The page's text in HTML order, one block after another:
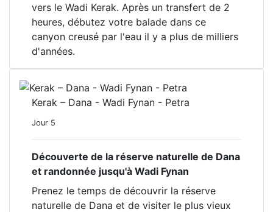
vers le Wadi Kerak. Après un transfert de 2
heures, débutez votre balade dans ce
canyon creusé par l'eau il y a plus de milliers
d'années.
Kerak – Dana - Wadi Fynan - Petra
Jour 5
Découverte de la réserve naturelle de Dana
et randonnée jusqu'à Wadi Fynan
Prenez le temps de découvrir la réserve
naturelle de Dana et de visiter le plus vieux